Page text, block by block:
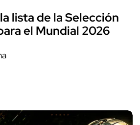
lista de la Selección
el Mundial 2026